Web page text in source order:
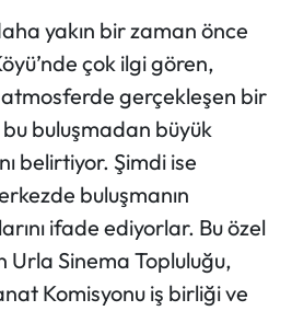
yakın bir zaman önce
çok ilgi gören,
atmosferde gerçekleşen bir
bu buluşmadan büyük
belirtiyor. Şimdi ise
buluşmanın
ifade ediyorlar. Bu özel
Urla Sinema Topluluğu,
Komisyonu iş birliği ve